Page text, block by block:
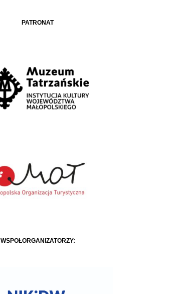
PATRONAT
WSPÓŁORGANIZATORZY: